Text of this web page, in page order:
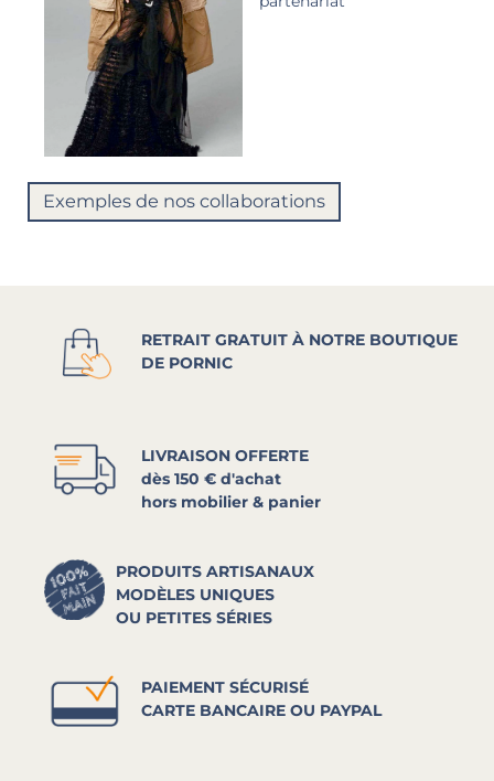
Exemples de nos collaborations
RETRAIT GRATUIT À NOTRE BOUTIQUE
DE PORNIC
LIVRAISON OFFERTE
dès 150 € d'achat
hors mobilier & panier
PRODUITS ARTISANAUX
MODÈLES UNIQUES
OU PETITES SÉRIES
PAIEMENT SÉCURISÉ
CARTE BANCAIRE OU PAYPAL